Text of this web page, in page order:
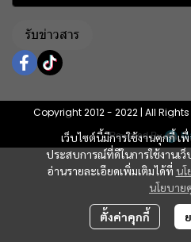
เว็บไซต์นี้มีการใช้งานคุกกี้
ประสบการณ์ที่ดีในการใช้งานเ
อ่านรายละเอียดเพิ่มเติมได้ที่ น
นโยบาย
ตั้งค่าคุกกี้
รับข่าวสาร
Copyright 2012 - 2022 | All Rights
Powered By